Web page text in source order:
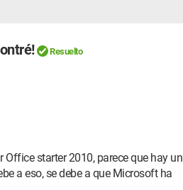
Resuelto
starter 2010, parece que hay un
a eso, se debe a que Microsoft ha